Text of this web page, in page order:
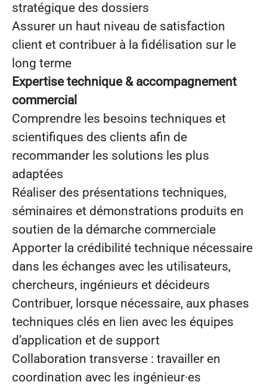
stratégique des dossiers
Assurer un haut niveau de satisfaction
client et contribuer à la fidélisation sur le
long terme
Expertise technique & accompagnement
commercial
Comprendre les besoins techniques et
scientifiques des clients afin de
recommander les solutions les plus
adaptées
Réaliser des présentations techniques,
séminaires et démonstrations produits en
soutien de la démarche commerciale
Apporter la crédibilité technique nécessaire
dans les échanges avec les utilisateurs,
chercheurs, ingénieurs et décideurs
Contribuer, lorsque nécessaire, aux phases
techniques clés en lien avec les équipes
d’application et de support
Collaboration transverse : travailler en
coordination avec les ingénieur·es